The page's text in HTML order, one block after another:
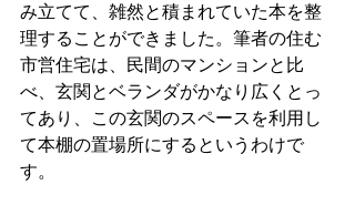
み立てて、雑然と積まれていた本を整
理することができました。筆者の住む
市営住宅は、民間のマンションと比
べ、玄関とベランダがかなり広くとっ
てあり、この玄関のスペースを利用し
て本棚の置場所にするというわけで
す。